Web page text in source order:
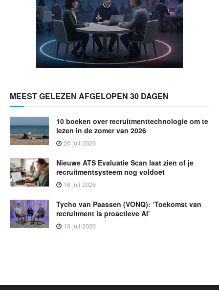
MEEST GELEZEN AFGELOPEN 30 DAGEN
10 boeken over recruitmenttechnologie om te
lezen in de zomer van 2026
20 juli 2026
Nieuwe ATS Evaluatie Scan laat zien of je
recruitmentsysteem nog voldoet
16 juli 2026
Tycho van Paassen (VONQ): ‘Toekomst van
recruitment is proactieve AI’
13 juli 2026